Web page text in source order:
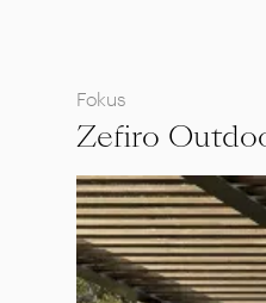
Fokus
Zefiro